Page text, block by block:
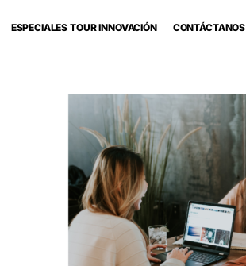
ESPECIALES TOUR INNOVACIÓN CONTÁCTANOS